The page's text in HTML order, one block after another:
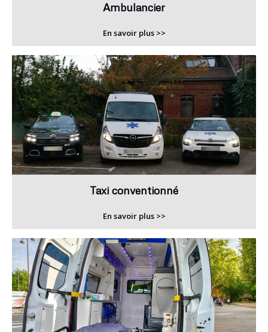
Ambulancier
En savoir plus >>
Taxi conventionné
En savoir plus >>